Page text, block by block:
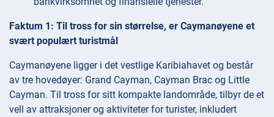
Faktum 1: Til tross for sin størrelse, er Caymanøyene et
svært populært turistmål
Caymanøyene ligger i det vestlige Karibiahavet og består
av tre hovedøyer: Grand Cayman, Cayman Brac og Little
Cayman. Til tross for sitt kompakte landområde, tilbyr de et
vell av attraksjoner og aktiviteter for turister, inkludert